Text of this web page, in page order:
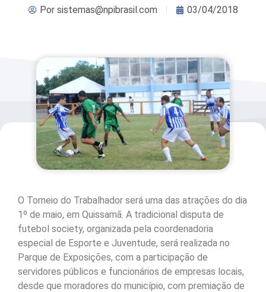
Porsistemas@npibrasil.com 03/04/2018
O Torneio do Trabalhador será uma das atrações do dia
1º de maio, em Quissamã. A tradicional disputa de
futebol society, organizada pela coordenadoria
especial de Esporte e Juventude, será realizada no
Parque de Exposições, com a participação de
servidores públicos e funcionários de empresas locais,
desde que moradores do município, com premiação de